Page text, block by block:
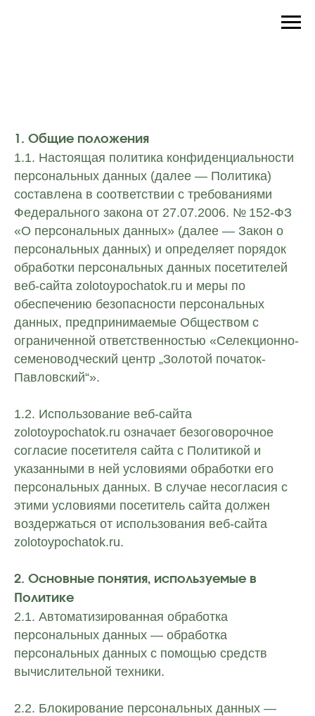
1. Общие положения
1.1. Настоящая политика конфиденциальности
персональных данных (далее — Политика)
составлена в соответствии с требованиями
Федерального закона от 27.07.2006. № 152-ФЗ
«О персональных данных» (далее — Закон о
персональных данных) и определяет порядок
обработки персональных данных посетителей
веб-сайта zolotoypochatok.ru и меры по
обеспечению безопасности персональных
данных, предпринимаемые Обществом с
ограниченной ответственностью «Селекционно-
семеноводческий центр „Золотой початок-
Павловский“».
1.2. Использование веб-сайта
zolotoypochatok.ru означает безоговорочное
согласие посетителя сайта с Политикой и
указанными в ней условиями обработки его
персональных данных. В случае несогласия с
этими условиями посетитель сайта должен
воздержаться от использования веб-сайта
zolotoypochatok.ru.
2. Основные понятия, используемые в
Политике
2.1. Автоматизированная обработка
персональных данных — обработка
персональных данных с помощью средств
вычислительной техники.
2.2. Блокирование персональных данных —